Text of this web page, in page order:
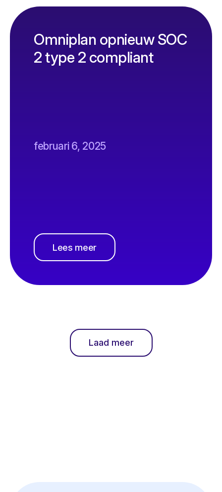
Omniplan opnieuw SOC
2 type 2 compliant
februari 6, 2025
Lees meer
Laad meer